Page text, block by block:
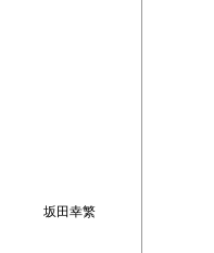
坂田幸繁